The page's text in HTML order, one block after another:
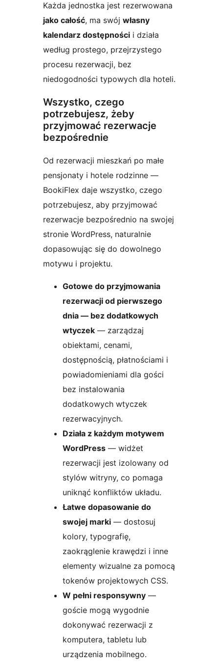
Każda jednostka jest rezerwowana
jako całość, ma swój własny
kalendarz dostępności i działa
według prostego, przejrzystego
procesu rezerwacji, bez
niedogodności typowych dla hoteli.
Wszystko, czego
potrzebujesz, żeby
przyjmować rezerwacje
bezpośrednie
Od rezerwacji mieszkań po małe
pensjonaty i hotele rodzinne —
BookiFlex daje wszystko, czego
potrzebujesz, aby przyjmować
rezerwacje bezpośrednio na swojej
stronie WordPress, naturalnie
dopasowując się do dowolnego
motywu i projektu.
Gotowe do przyjmowania
rezerwacji od pierwszego
dnia — bez dodatkowych
wtyczek — zarządzaj
obiektami, cenami,
dostępnością, płatnościami i
powiadomieniami dla gości
bez instalowania
dodatkowych wtyczek
rezerwacyjnych.
Działa z każdym motywem
WordPress — widżet
rezerwacji jest izolowany od
stylów witryny, co pomaga
uniknąć konfliktów układu.
Łatwe dopasowanie do
swojej marki — dostosuj
kolory, typografię,
zaokrąglenie krawędzi i inne
elementy wizualne za pomocą
tokenów projektowych CSS.
W pełni responsywny —
goście mogą wygodnie
dokonywać rezerwacji z
komputera, tabletu lub
urządzenia mobilnego.